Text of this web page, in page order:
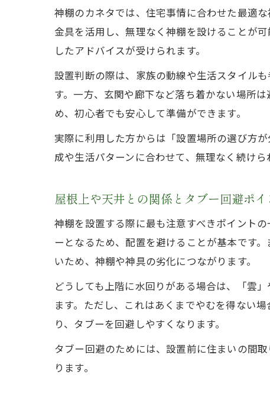
神棚のカネタでは、住宅事情に合わせた最適
金具を活用し、無理なく神棚を設けることが
したアドバイスが受けられます。
設置判断の際は、家族の動線や生活スタイル
す。一方、玄関や廊下など落ち着かない場所
め、初心者でも安心して準備ができます。
実際に利用した方からは「設置場所の選び方
成や生活パターンに合わせて、無理なく続けら
屋根上や天井との関係とタブー回避ポイ
神棚を設置する際に最も注意すべきポイント
ーとなるため、配置を避けることが基本です
いため、神棚や神具の劣化につながります。
どうしても上階に水回りがある場合は、「雲
ます。ただし、これはあくまでやむを得ない
り、タブーを回避しやすくなります。
タブー回避のためには、設置前に住まいの間
ります。